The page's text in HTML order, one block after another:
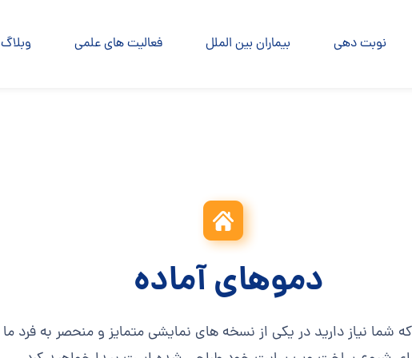
نوبت دهی بیماران بین الملل فعالیت های علمی وبلاگ
دموهای آماده
که شما نیاز دارید در یکی از نسخه های نمایشی متمایز و منحصر به فرد ما